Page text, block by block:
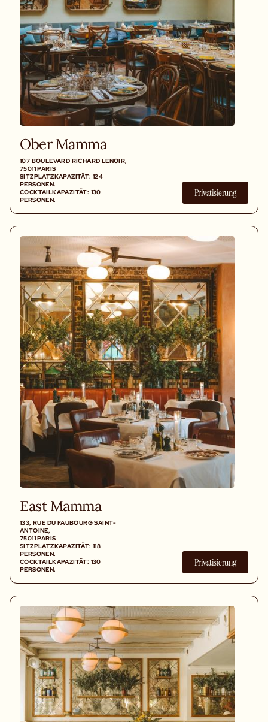
Ober Mamma
107 BOULEVARD RICHARD LENOIR,
75011 PARIS
SITZPLATZKAPAZITÄT: 124
PERSONEN.
COCKTAILKAPAZITÄT: 130
PERSONEN.
Privatisierung
East Mamma
133, RUE DU FAUBOURG SAINT-
ANTOINE,
75011 PARIS
SITZPLATZKAPAZITÄT: 118
PERSONEN.
COCKTAILKAPAZITÄT: 130
PERSONEN.
Privatisierung